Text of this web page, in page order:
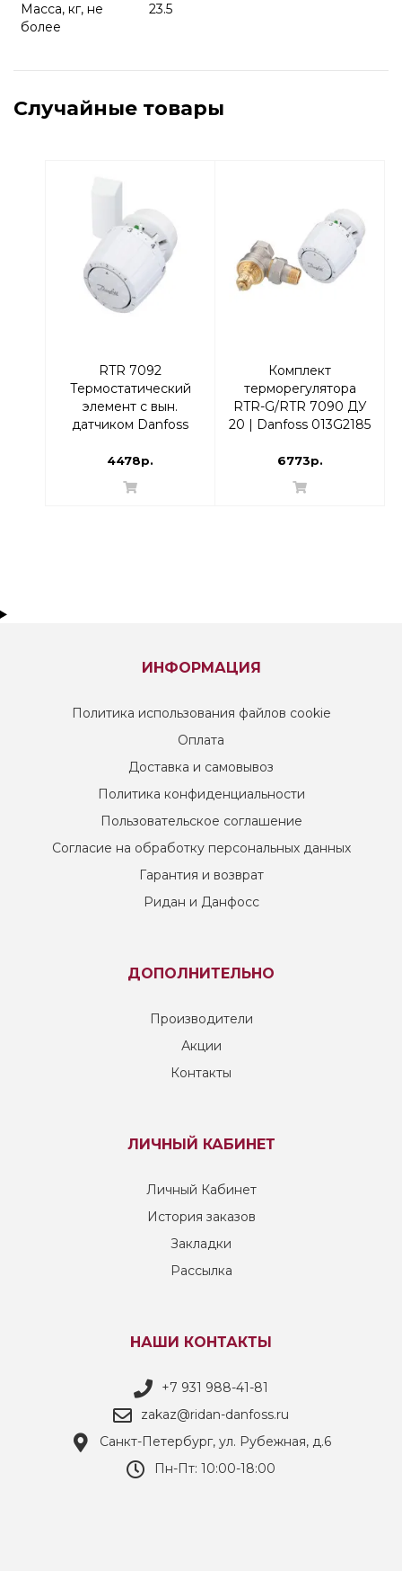
Масса, кг, не
более
23.5
Случайные товары
RTR 7092
Термостатический
элемент с вын.
датчиком Danfoss
термоголовка
4478р.
Комплект
терморегулятора
RTR-G/RTR 7090 ДУ
20 | Danfoss 013G2185
6773р.
ИНФОРМАЦИЯ
Политика использования файлов cookie
Оплата
Доставка и самовывоз
Политика конфиденциальности
Пользовательское соглашение
Согласие на обработку персональных данных
Гарантия и возврат
Ридан и Данфосс
ДОПОЛНИТЕЛЬНО
Производители
Акции
Контакты
ЛИЧНЫЙ КАБИНЕТ
Личный Кабинет
История заказов
Закладки
Рассылка
НАШИ КОНТАКТЫ
+7 931 988-41-81
zakaz@ridan-danfoss.ru
Санкт-Петербург, ул. Рубежная, д.6
Пн-Пт: 10:00-18:00